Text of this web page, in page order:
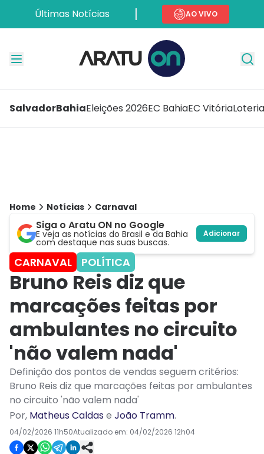
Últimas Notícias AO VIVO
SalvadorBahiaEleições 2026EC BahiaEC Vitória
Home Notícias Carnaval
Siga o Aratu ON no Google
E veja as notícias do Brasil e da Bahia
com destaque nas suas buscas.
Adicionar
CARNAVAL POLÍTICA
Bruno Reis diz que
marcações feitas por
ambulantes no circuito
'não valem nada'
Definição dos pontos de vendas seguem critérios:
Bruno Reis diz que marcações feitas por ambulantes
no circuito 'não valem nada'
Por, Matheus Caldas e João Tramm.
04/02/2026 11h50Atualizado em: 04/02/2026 12h04